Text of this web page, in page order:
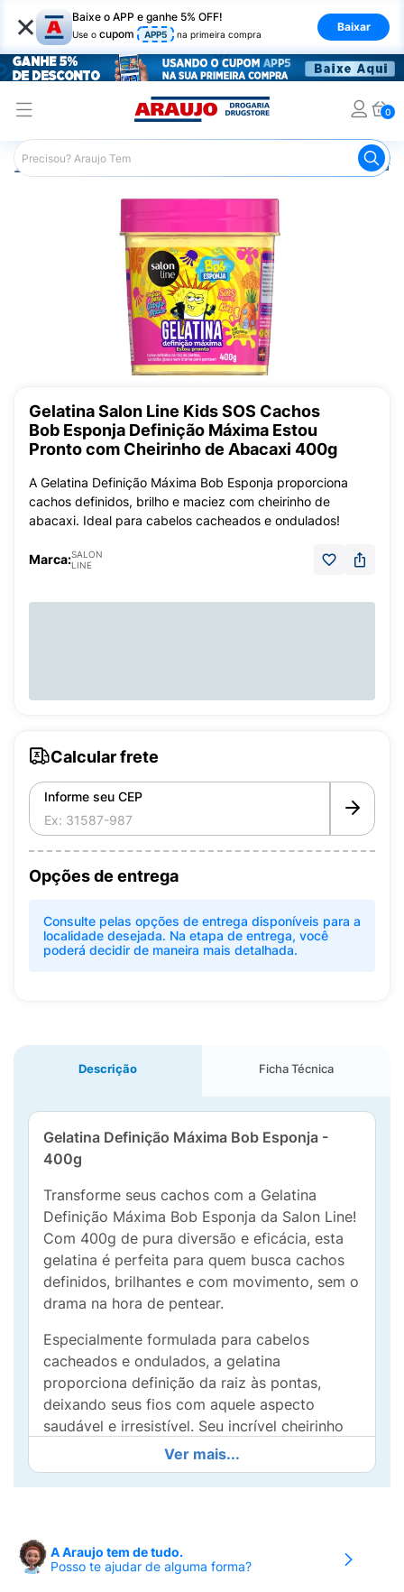
× Baixe o APP e ganhe 5% OFF!
Use o cupom APP5 na primeira compra
Baixar
0
Araujo Cabelo
Gelatina Salon Line Kids SOS Cachos
Bob Esponja Definição Máxima Estou
Pronto com Cheirinho de Abacaxi 400g
A Gelatina Definição Máxima Bob Esponja proporciona
cachos definidos, brilho e maciez com cheirinho de
abacaxi. Ideal para cabelos cacheados e ondulados!
Marca:SALON
LINE
Calcular frete
Informe seu CEP
Opções de entrega
Consulte pelas opções de entrega disponíveis para a
localidade desejada. Na etapa de entrega, você
poderá decidir de maneira mais detalhada.
Descrição Ficha Técnica
Gelatina Definição Máxima Bob Esponja -
400g
Transforme seus cachos com a Gelatina
Definição Máxima Bob Esponja da Salon Line!
Com 400g de pura diversão e eficácia, esta
gelatina é perfeita para quem busca cachos
definidos, brilhantes e com movimento, sem o
drama na hora de pentear.
Especialmente formulada para cabelos
cacheados e ondulados, a gelatina
proporciona definição da raiz às pontas,
deixando seus fios com aquele aspecto
saudável e irresistível. Seu incrível cheirinho
de abacaxi traz uma experiência refrescante e
alegre a cada aplicação.
cabelos úmidos, amasse os fios e deixe secar
ao natural ou use um difusor. O resultado são
Ver mais...
A Araujo tem de tudo.
Posso te ajudar de alguma forma?